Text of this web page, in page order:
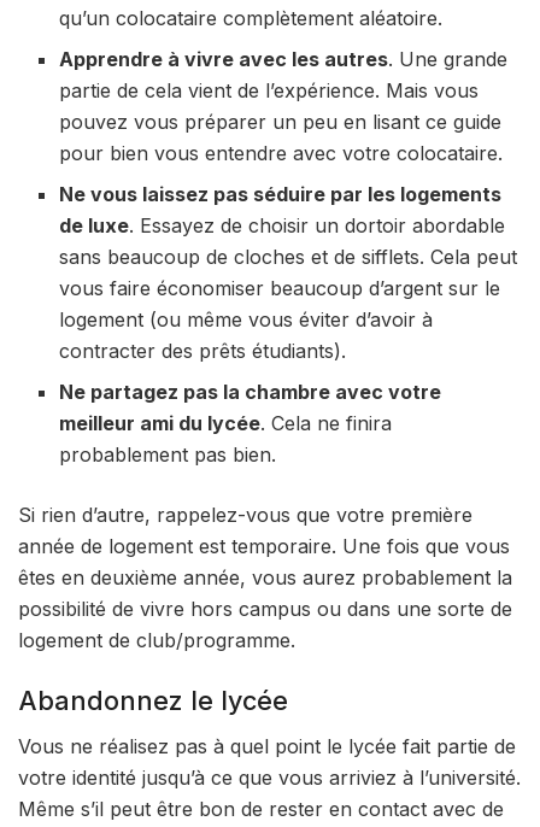
qu’un colocataire complètement aléatoire.
Apprendre à vivre avec les autres. Une grande
partie de cela vient de l’expérience. Mais vous
pouvez vous préparer un peu en lisant ce guide
pour bien vous entendre avec votre colocataire.
Ne vous laissez pas séduire par les logements
de luxe. Essayez de choisir un dortoir abordable
sans beaucoup de cloches et de sifflets. Cela peut
vous faire économiser beaucoup d’argent sur le
logement (ou même vous éviter d’avoir à
contracter des prêts étudiants).
Ne partagez pas la chambre avec votre
meilleur ami du lycée. Cela ne finira
probablement pas bien.
Si rien d’autre, rappelez-vous que votre première
année de logement est temporaire. Une fois que vous
êtes en deuxième année, vous aurez probablement la
possibilité de vivre hors campus ou dans une sorte de
logement de club/programme.
Abandonnez le lycée
Vous ne réalisez pas à quel point le lycée fait partie de
votre identité jusqu’à ce que vous arriviez à l’université.
Même s’il peut être bon de rester en contact avec de